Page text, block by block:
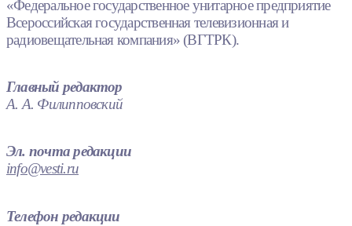
«Федеральное государственное унитарное предприятие
Всероссийская государственная телевизионная и
радиовещательная компания» (ВГТРК).
Главный редактор
А. А. Филипповский
Эл. почта редакции
info@vesti.ru
Телефон редакции